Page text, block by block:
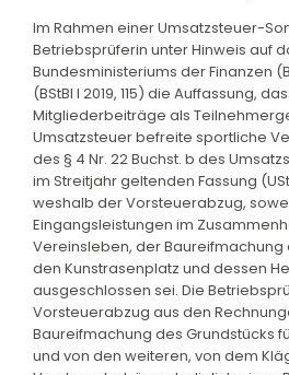
Im Rahmen einer Umsatzsteuer-
Betriebsprüferin unter Hinweis auf
Bundesministeriums der Finanzen
(BStBl I 2019, 115) die Auffassung,
Mitgliederbeiträge als
Umsatzsteuer befreite sportliche
des § 4 Nr. 22 Buchst. b des
im Streitjahr geltenden Fassung
weshalb der Vorsteuerabzug,
Eingangsleistungen im
Vereinsleben, der Baureifmachung
den Kunstrasenplatz und dessen
ausgeschlossen sei. Die
Vorsteuerabzug aus den
Baureifmachung des Grundstücks
und von den weiteren, von dem